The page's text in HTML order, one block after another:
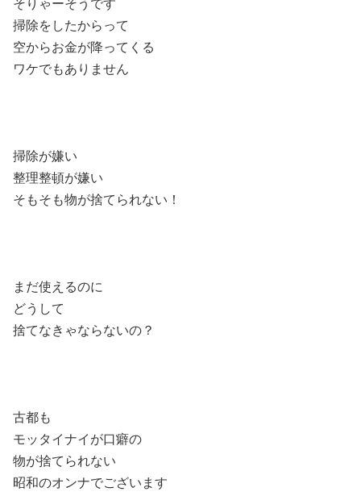
そりゃーそうです
掃除をしたからって
空からお金が降ってくる
ワケでもありません
掃除が嫌い
整理整頓が嫌い
そもそも物が捨てられない！
まだ使えるのに
どうして
捨てなきゃならないの？
古都も
モッタイナイが口癖の
物が捨てられない
昭和のオンナでございます